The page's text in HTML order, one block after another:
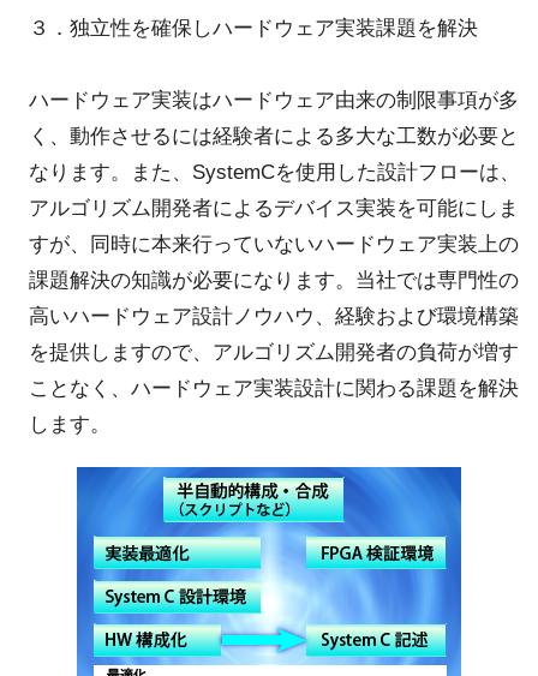
３．独立性を確保しハードウェア実装課題を解決
ハードウェア実装はハードウェア由来の制限事項が多
く、動作させるには経験者による多大な工数が必要と
なります。また、SystemCを使用した設計フローは、
アルゴリズム開発者によるデバイス実装を可能にしま
すが、同時に本来行っていないハードウェア実装上の
課題解決の知識が必要になります。当社では専門性の
高いハードウェア設計ノウハウ、経験および環境構築
を提供しますので、アルゴリズム開発者の負荷が増す
ことなく、ハードウェア実装設計に関わる課題を解決
します。